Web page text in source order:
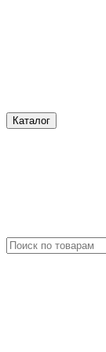
Каталог